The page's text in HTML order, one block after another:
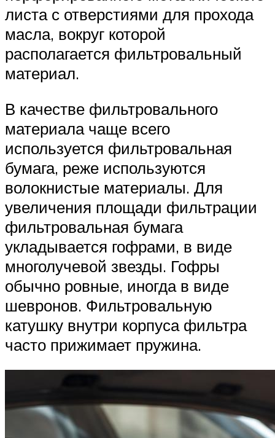
листа с отверстиями для прохода
масла, вокруг которой
располагается фильтровальный
материал.
В качестве фильтровального
материала чаще всего
используется фильтровальная
бумага, реже используются
волокнистые материалы. Для
увеличения площади фильтрации
фильтровальная бумага
укладывается гофрами, в виде
многолучевой звезды. Гофры
обычно ровные, иногда в виде
шевронов. Фильтровальную
катушку внутри корпуса фильтра
часто прижимает пружина.